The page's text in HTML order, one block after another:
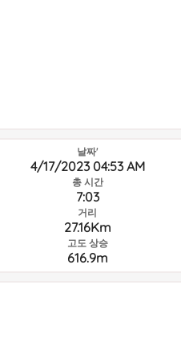
날짜'
4/17/2023 04:53 AM
총 시간
7:03
거리
27.16Km
고도 상승
616.9m